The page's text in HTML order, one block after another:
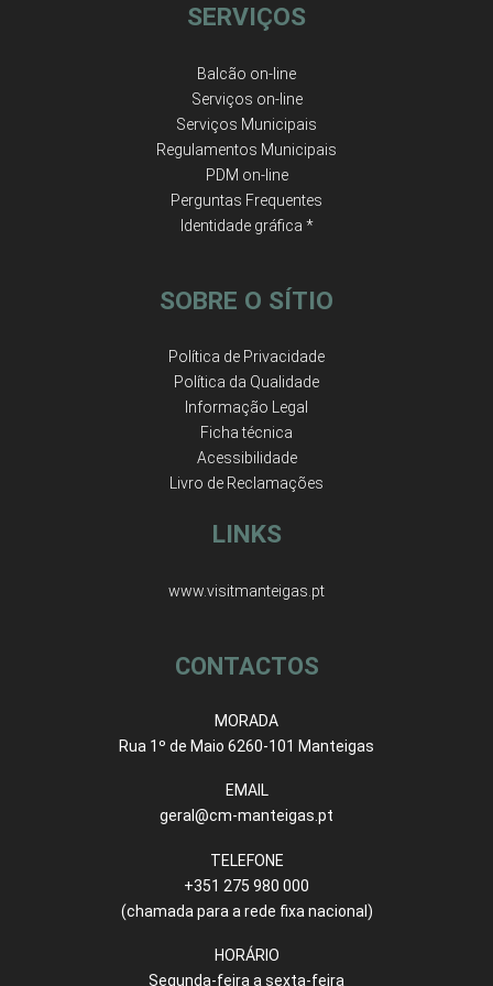
SERVIÇOS
Balcão on-line
Serviços on-line
Serviços Municipais
Regulamentos Municipais
PDM on-line
Perguntas Frequentes
Identidade gráfica *
SOBRE O SÍTIO
Política de Privacidade
Política da Qualidade
Informação Legal
Ficha técnica
Acessibilidade
Livro de Reclamações
LINKS
www.visitmanteigas.pt
CONTACTOS
MORADA
Rua 1º de Maio 6260-101 Manteigas
EMAIL
geral@cm-manteigas.pt
TELEFONE
+351 275 980 000
(chamada para a rede fixa nacional)
HORÁRIO
Segunda-feira a sexta-feira